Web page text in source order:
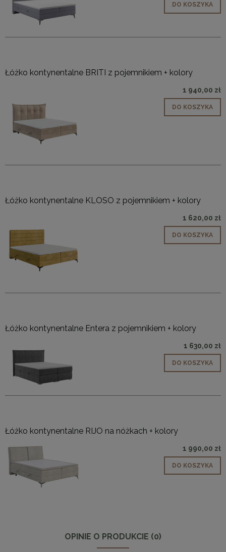
DO KOSZYKA
Łóżko kontynentalne BRITI z pojemnikiem + kolory
1 940,00 zł
DO KOSZYKA
Łóżko kontynentalne KLOSO z pojemnikiem + kolory
1 620,00 zł
DO KOSZYKA
Łóżko kontynentalne Entera z pojemnikiem + kolory
1 630,00 zł
DO KOSZYKA
Łóżko kontynentalne RIJO na nóżkach + kolory
1 990,00 zł
DO KOSZYKA
OPINIE O PRODUKCIE (0)